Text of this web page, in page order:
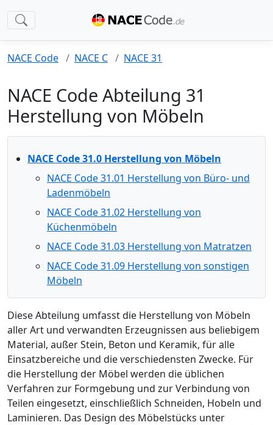
NACE Code NACE C NACE 31
NACE Code Abteilung 31
Herstellung von Möbeln
NACE Code 31.0 Herstellung von Möbeln
NACE Code 31.01 Herstellung von Büro- und
Ladenmöbeln
NACE Code 31.02 Herstellung von
Küchenmöbeln
NACE Code 31.03 Herstellung von Matratzen
NACE Code 31.09 Herstellung von sonstigen
Möbeln
Diese Abteilung umfasst die Herstellung von Möbeln
aller Art und verwandten Erzeugnissen aus beliebigem
Material, außer Stein, Beton und Keramik, für alle
Einsatzbereiche und die verschiedensten Zwecke. Für
die Herstellung der Möbel werden die üblichen
Verfahren zur Formgebung und zur Verbindung von
Teilen eingesetzt, einschließlich Schneiden, Hobeln und
Laminieren. Das Design des Möbelstücks unter